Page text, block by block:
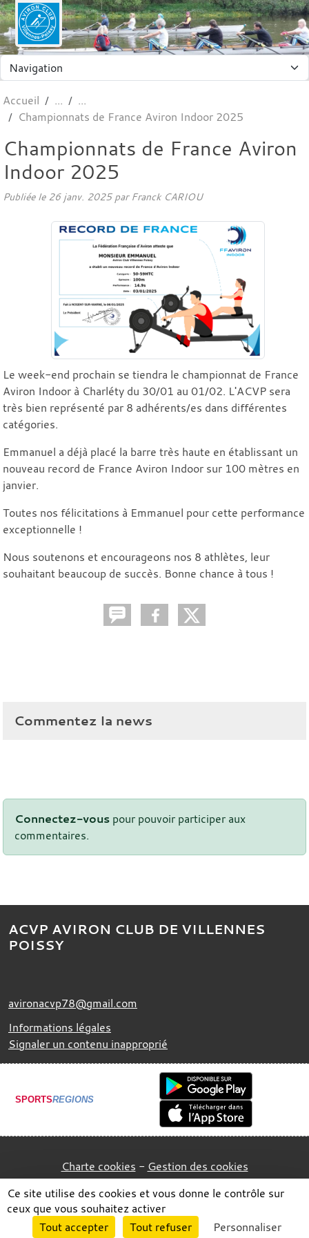
Accueil
Championnats de France Aviron Indoor 2025
Championnats de France Aviron
Indoor 2025
Publiée le 26 janv. 2025par Franck CARIOU
Le week-end prochain se tiendra le championnat de France
Aviron Indoor à Charléty du 30/01 au 01/02. L'ACVP sera
très bien représenté par 8 adhérents/es dans différentes
catégories.
Emmanuel a déjà placé la barre très haute en établissant un
nouveau record de France Aviron Indoor sur 100 mètres en
janvier.
Toutes nos félicitations à Emmanuel pour cette performance
exceptionnelle !
Nous soutenons et encourageons nos 8 athlètes, leur
souhaitant beaucoup de succès. Bonne chance à tous !
Commentez la news
Connectez-vous pour pouvoir participer aux
commentaires.
ACVP AVIRON CLUB DE VILLENNES
POISSY
avironacvp78@gmail.com
Informations légales
Signaler un contenu inapproprié
SPORTSREGIONS
Charte cookies Gestion des cookies
Envie de participer ? Connexion
Panneau de gestion des cookies
Ce site utilise des cookies et vous donne le contrôle sur
ceux que vous souhaitez activer
Tout accepter
Tout refuser Personnaliser